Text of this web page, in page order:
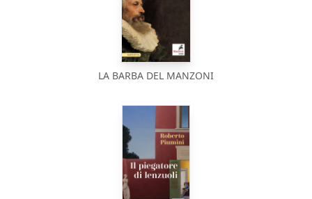
LA BARBA DEL MANZONI